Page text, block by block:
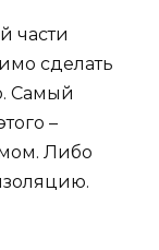
части
сделать
Самый
–
Либо